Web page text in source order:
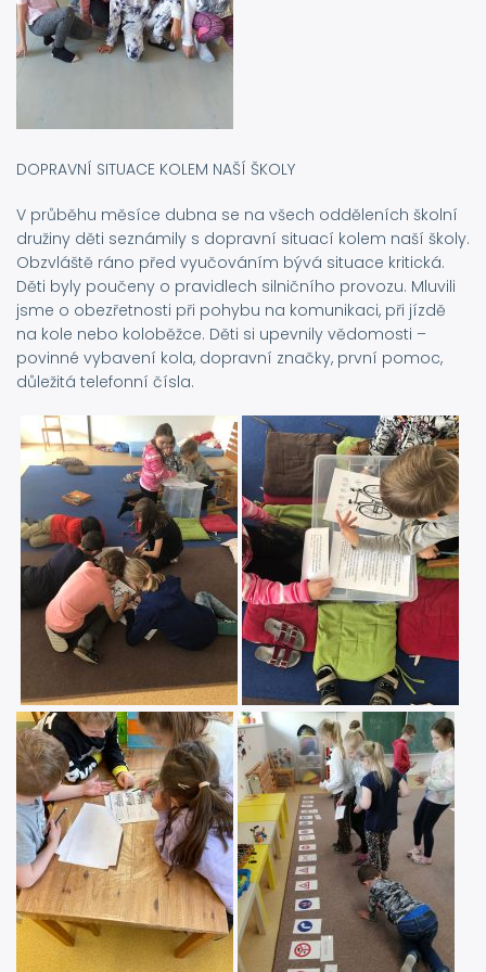
DOPRAVNÍ SITUACE KOLEM NAŠÍ ŠKOLY
V průběhu měsíce dubna se na všech odděleních školní
družiny děti seznámily s dopravní situací kolem naší školy.
Obzvláště ráno před vyučováním bývá situace kritická.
Děti byly poučeny o pravidlech silničního provozu. Mluvili
jsme o obezřetnosti při pohybu na komunikaci, při jízdě
na kole nebo koloběžce. Děti si upevnily vědomosti –
povinné vybavení kola, dopravní značky, první pomoc,
důležitá telefonní čísla.